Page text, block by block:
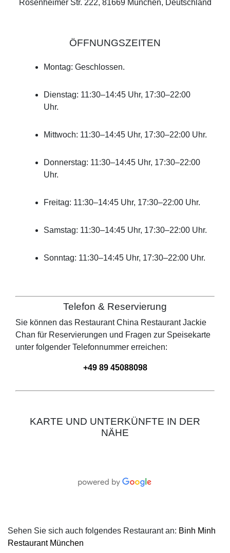
Rosenheimer Str. 222, 81669 München, Deutschland
ÖFFNUNGSZEITEN
Montag: Geschlossen.
Dienstag: 11:30–14:45 Uhr, 17:30–22:00
Uhr.
Mittwoch: 11:30–14:45 Uhr, 17:30–22:00 Uhr.
Donnerstag: 11:30–14:45 Uhr, 17:30–22:00
Uhr.
Freitag: 11:30–14:45 Uhr, 17:30–22:00 Uhr.
Samstag: 11:30–14:45 Uhr, 17:30–22:00 Uhr.
Sonntag: 11:30–14:45 Uhr, 17:30–22:00 Uhr.
Telefon & Reservierung
Sie können das RestaurantChina Restaurant Jackie
Chan für Reservierungen und Fragen zur Speisekarte
unter folgender Telefonnummer erreichen:
+49 89 45088098
KARTE UND UNTERKÜNFTE IN DER
NÄHE
Sehen Sie sich auch folgendes Restaurant an: Binh Minh
Restaurant München